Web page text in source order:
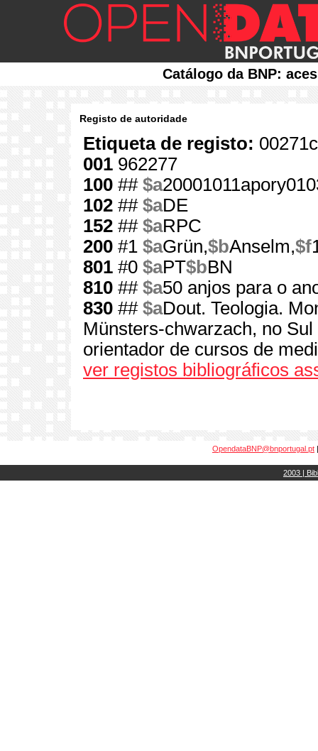
Catálogo da BNP:
Registo de autoridade
Etiqueta de registo:
001 962277
100 ## $a
102 ## $aDE
152 ## $aRPC
200 #1 $aGrün,$bAnselm,$f
801 #0 $aPT$bBN
810 ## $a50 anjos para o
830 ## $aDout. Teologia.
Münsters-chwarzach, no
orientador de cursos de
ver registos bibliográficos
OpendataBNP@bnportugal.pt
2003 |